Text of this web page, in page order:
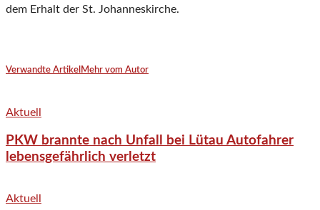
dem Erhalt der St. Johanneskirche.
Verwandte Artikel Mehr vom Autor
Aktuell
PKW brannte nach Unfall bei Lütau Autofahrer
lebensgefährlich verletzt
Aktuell